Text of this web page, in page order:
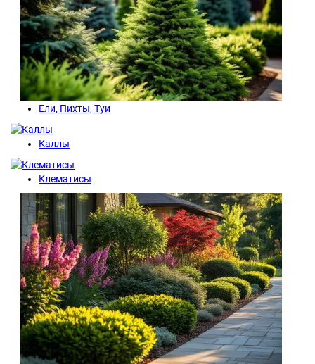
Ели, Пихты, Туи
Каллы
Клематисы